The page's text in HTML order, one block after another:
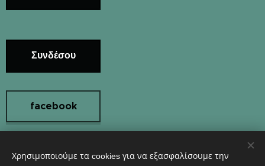
Συνδέσου
facebook
Χρησιμοποιούμε τα cookies για να εξασφαλίσουμε την